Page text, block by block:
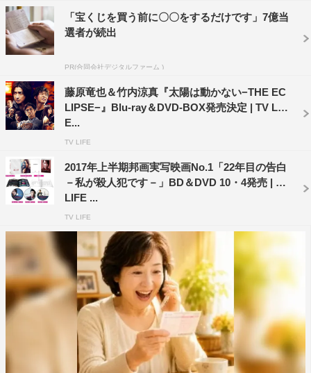
2016年10月／東京・天王洲 銀河劇場での公演を収録
発売元：ホリプロ
販売元：ポニーキャニオン
©2017 HORIPRO INC.
ステージ
藤原竜也
「宝くじを買う前に〇〇をするだけです」7億当
選者が続出
PR(合同会社デジタルファーム )
藤原竜也＆竹内涼真『太陽は動かない−THE EC
LIPSE−』Blu-ray＆DVD-BOX発売決定 | TV LIF
E...
TV LIFE
2017年上半期邦画実写映画No.1「22年目の告白
－私が殺人犯です－」BD＆DVD 10・4発売 | TV
LIFE ...
TV LIFE